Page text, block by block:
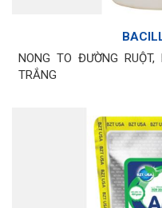
NONG TO ĐƯỜNG
TRẮNG